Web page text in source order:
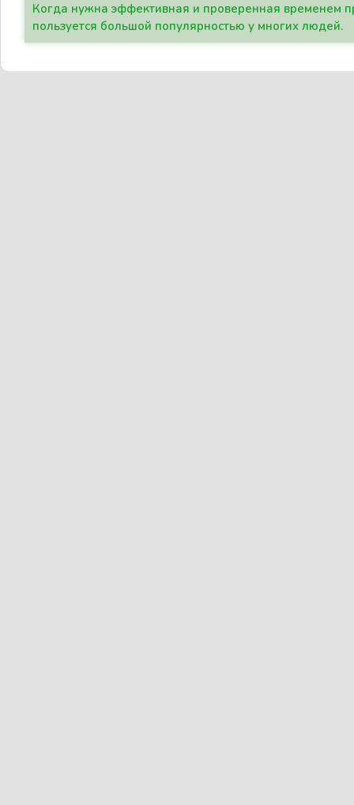
Когда нужна эффективная и проверенная временем
пользуется большой популярностью у многих людей.